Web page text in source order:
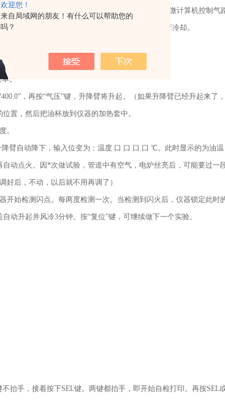
欢迎您！
来自局域网的朋友！有什么可以帮助您的
吗？
定的升温曲线加热，在样品温度接近予闪值时，微计算机控制气
示并打印样品结果，开盖、同时自动对加热器进行冷却。
各部分无误。
。
，再按“气压”键，升降臂将升起。（如果升降臂已经升起来了
置，然后把油杯放到仪器的加热套中。
。
臂自动降下，输入位变为：温度 口 口 口.口 ℃。此时显示的为油温
动点火。因*次做试验，管道中有空气，电炉丝亮后，可能要过一
好后，不动，以后就不用再调了）
开始检测闪点。每两度检测一次。当检测到闪火后，仪器锁定此
动升起并风冷3分钟。按“复位”键，可继续做下一个实验。
抬手，接着按下SEL键。两键都抬手，即开始自检打印。再按SEL